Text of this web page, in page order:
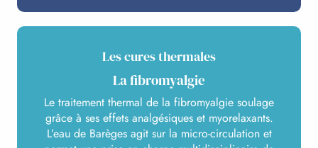
Les cures thermales
La fibromyalgie
Le traitement thermal de la fibromyalgie soulage
grâce à ses effets analgésiques et myorelaxants.
L’eau de Barèges agit sur la micro-circulation et